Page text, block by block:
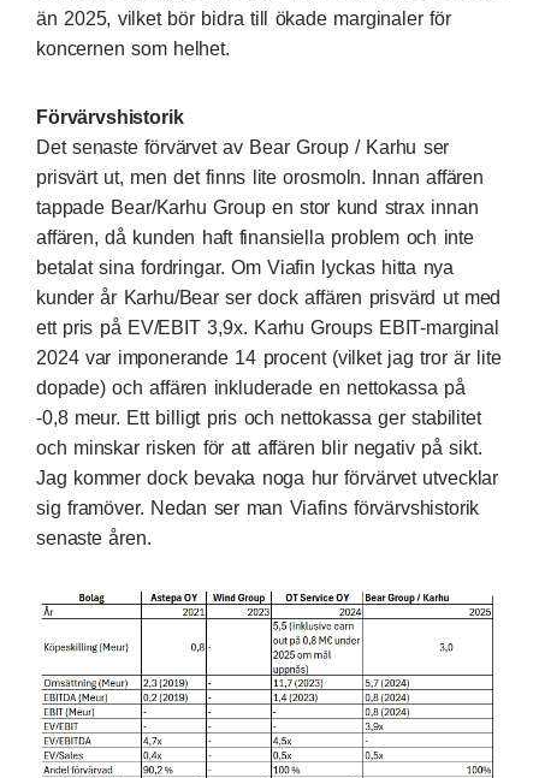
än 2025, vilket bör bidra till ökade marginaler för
koncernen som helhet.
Förvärvshistorik
Det senaste förvärvet av Bear Group / Karhu ser
prisvärt ut, men det finns lite orosmoln. Innan affären
tappade Bear/Karhu Group en stor kund strax innan
affären, då kunden haft finansiella problem och inte
betalat sina fordringar. Om Viafin lyckas hitta nya
kunder år Karhu/Bear ser dock affären prisvärd ut med
ett pris på EV/EBIT 3,9x. Karhu Groups EBIT-marginal
2024 var imponerande 14 procent (vilket jag tror är lite
dopade) och affären inkluderade en nettokassa på
-0,8 meur. Ett billigt pris och nettokassa ger stabilitet
och minskar risken för att affären blir negativ på sikt.
Jag kommer dock bevaka noga hur förvärvet utvecklar
sig framöver. Nedan ser man Viafins förvärvshistorik
senaste åren.